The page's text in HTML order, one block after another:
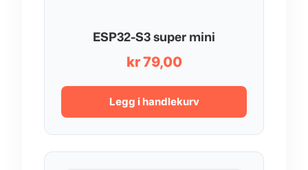
ESP32-S3 super mini
kr79,00
Legg i handlekurv